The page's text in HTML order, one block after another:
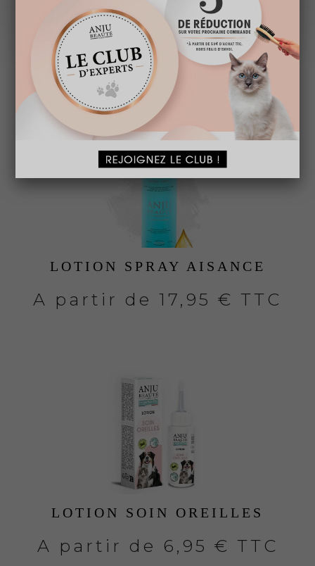
VOUS AIMEREZ
PEUT-ÊTRE AUSSI...
LOTION SPRAY AISANCE
A partir de 17,95 € TTC
LOTION SOIN OREILLES
A partir de 6,95 € TTC